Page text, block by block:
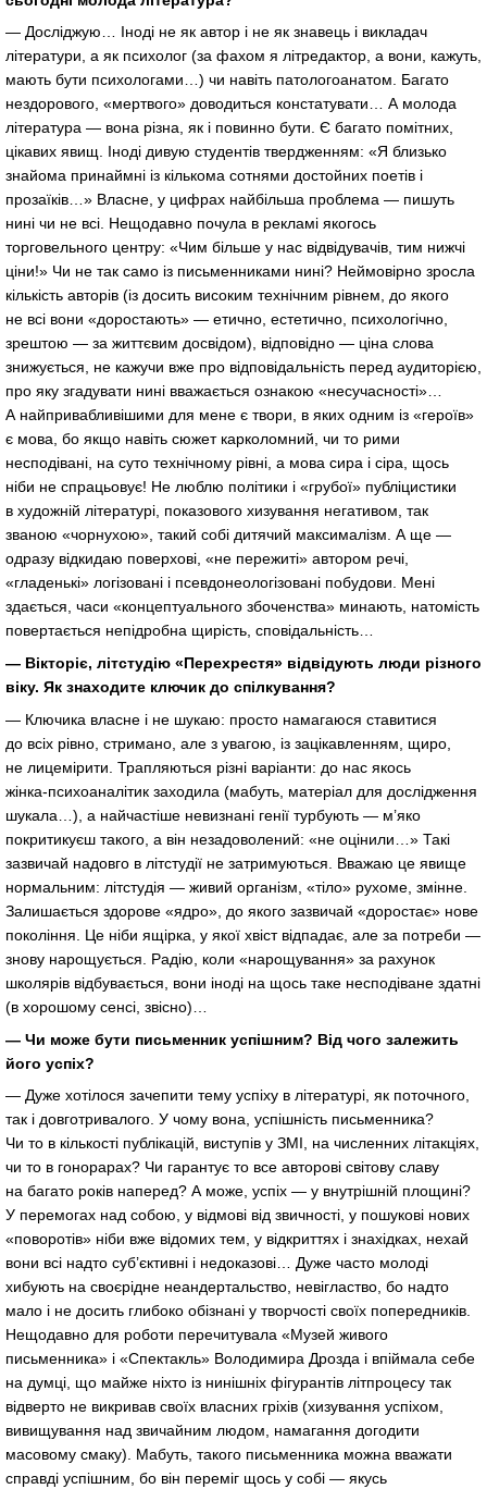
— Досліджую… Іноді не як автор і не як знавець і викладач
літератури, а як психолог (за фахом я літредактор, а вони, кажуть,
мають бути психологами…) чи навіть патологоанатом. Багато
нездорового, «мертвого» доводиться констатувати… А молода
література — вона різна, як і повинно бути. Є багато помітних,
цікавих явищ. Іноді дивую студентів твердженням: «Я близько
знайома принаймні із кількома сотнями достойних поетів і
прозаїків…» Власне, у цифрах найбільша проблема — пишуть
нині чи не всі. Нещодавно почула в рекламі якогось
торговельного центру: «Чим більше у нас відвідувачів, тим нижчі
ціни!» Чи не так само із письменниками нині? Неймовірно зросла
кількість авторів (із досить високим технічним рівнем, до якого
не всі вони «доростають» — етично, естетично, психологічно,
зрештою — за життєвим досвідом), відповідно — ціна слова
знижується, не кажучи вже про відповідальність перед аудиторією,
про яку згадувати нині вважається ознакою «несучасності»…
А найпривабливішими для мене є твори, в яких одним із «героїв»
є мова, бо якщо навіть сюжет карколомний, чи то рими
несподівані, на суто технічному рівні, а мова сира і сіра, щось
ніби не спрацьовує! Не люблю політики і «грубої» публіцистики
в художній літературі, показового хизування негативом, так
званою «чорнухою», такий собі дитячий максималізм. А ще —
одразу відкидаю поверхові, «не пережиті» автором речі,
«гладенькі» логізовані і псевдонеологізовані побудови. Мені
здається, часи «концептуального збоченства» минають, натомість
повертається непідробна щирість, сповідальність…
— Вікторіє, літстудію «Перехрестя» відвідують люди різного
віку. Як знаходите ключик до спілкування?
— Ключика власне і не шукаю: просто намагаюся ставитися
до всіх рівно, стримано, але з увагою, із зацікавленням, щиро,
не лицемірити. Трапляються різні варіанти: до нас якось
жінка-психоаналітик заходила (мабуть, матеріал для дослідження
шукала…), а найчастіше невизнані генії турбують — м’яко
покритикуєш такого, а він незадоволений: «не оцінили…» Такі
зазвичай надовго в літстудії не затримуються. Вважаю це явище
нормальним: літстудія — живий організм, «тіло» рухоме, змінне.
Залишається здорове «ядро», до якого зазвичай «доростає» нове
покоління. Це ніби ящірка, у якої хвіст відпадає, але за потреби —
знову нарощується. Радію, коли «нарощування» за рахунок
школярів відбувається, вони іноді на щось таке несподіване здатні
(в хорошому сенсі, звісно)…
— Чи може бути письменник успішним? Від чого залежить
його успіх?
— Дуже хотілося зачепити тему успіху в літературі, як поточного,
так і довготривалого. У чому вона, успішність письменника?
Чи то в кількості публікацій, виступів у ЗМІ, на численних літакціях,
чи то в гонорарах? Чи гарантує то все авторові світову славу
на багато років наперед? А може, успіх — у внутрішній площині?
У перемогах над собою, у відмові від звичності, у пошукові нових
«поворотів» ніби вже відомих тем, у відкриттях і знахідках, нехай
вони всі надто суб’єктивні і недоказові… Дуже часто молоді
хибують на своєрідне неандертальство, невігластво, бо надто
мало і не досить глибоко обізнані у творчості своїх попередників.
Нещодавно для роботи перечитувала «Музей живого
письменника» і «Спектакль» Володимира Дрозда і впіймала себе
на думці, що майже ніхто із нинішніх фігурантів літпроцесу так
відверто не викривав своїх власних гріхів (хизування успіхом,
вивищування над звичайним людом, намагання догодити
масовому смаку). Мабуть, такого письменника можна вважати
справді успішним, бо він переміг щось у собі — якусь